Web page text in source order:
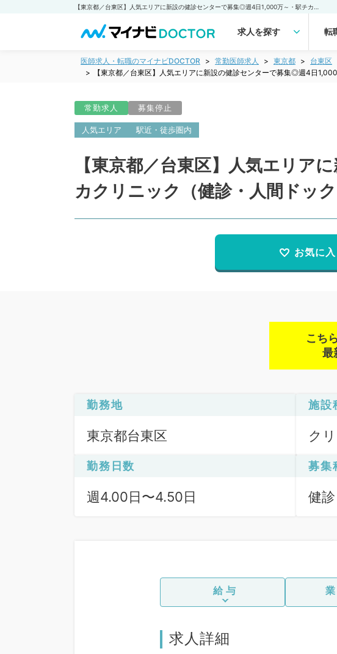
求人を探す 転
医師求人・転職のマイナビDOCTOR 常勤医師求人 東京都
台東区
【東京都／台東区】人気エリアに新設の健診センターで募集◎週4日
常勤求人 募集停止
人気エリア 駅近・徒歩圏内
【東京都／台東区】人気エリア
カクリニック（健診・人間ドック
お気に入
こち
最
勤務地
東京都台東区
施設
ク
勤務日数
週4.00日〜4.50日
募集
健
給与
求人詳細